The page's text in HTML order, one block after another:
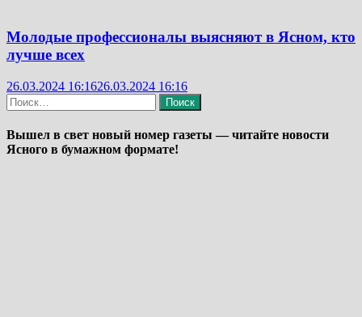
Молодые профессионалы выясняют в Ясном, кто
лучше всех
26.03.2024 16:1626.03.2024 16:16
Найти:
Вышел в свет новый номер газеты — читайте новости
Ясного в бумажном формате!